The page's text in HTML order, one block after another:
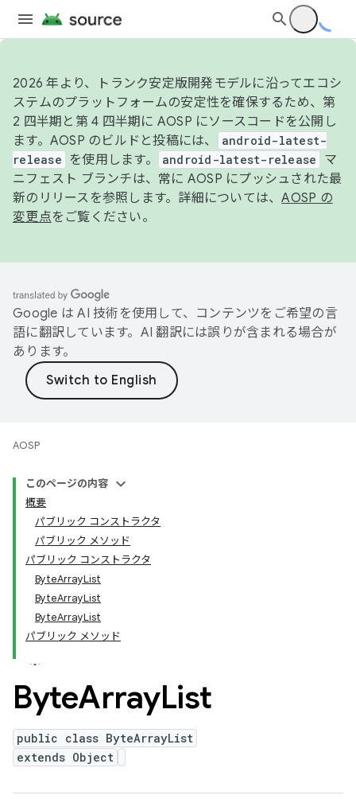
2026 年より、トランク安定版開発モデルに沿ってエコシ
ステムのプラットフォームの安定性を確保するため、第
2 四半期と第 4 四半期に AOSP にソースコードを公開し
ます。AOSP のビルドと投稿には、
android-latest-
release
を使用します。 android-latest-release
マ
ニフェスト ブランチは、常に AOSP にプッシュされた最
新のリリースを参照します。詳細については、AOSP の
変更点をご覧ください。
Google は AI 技術を使用して、コンテンツをご希望の言
語に翻訳しています。AI 翻訳には誤りが含まれる場合が
あります。
AOSP
このページの内容
概要
パブリック コンストラクタ
パブリック メソッド
パブリック コンストラクタ
ByteArrayList
ByteArrayList
ByteArrayList
パブリック メソッド
ByteArrayList
public class ByteArrayList
extends Object